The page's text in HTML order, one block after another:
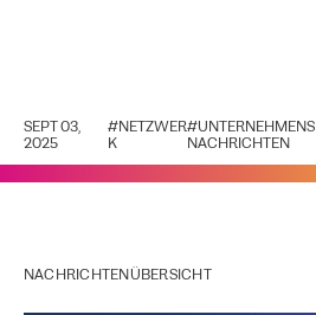
SEPT 03,
2025
#NETZWER
K
#UNTERNEHMENS
NACHRICHTEN
NACHRICHTENÜBERSICHT